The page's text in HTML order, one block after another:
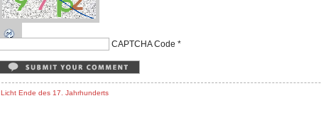
CAPTCHA Code *
Licht Ende des 17. Jahrhunderts